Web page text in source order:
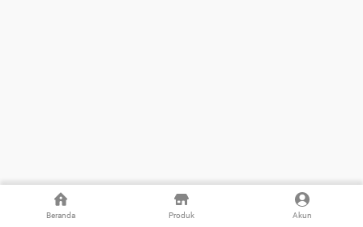
Beranda Produk Akun